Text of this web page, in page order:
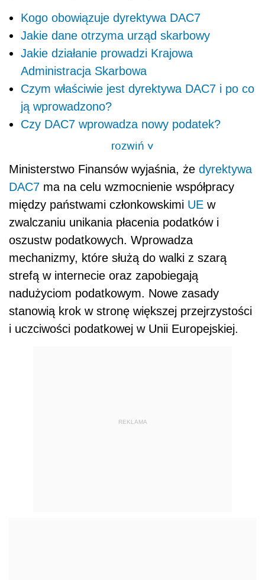
Kogo obowiązuje dyrektywa DAC7
Jakie dane otrzyma urząd skarbowy
Jakie działanie prowadzi Krajowa
Administracja Skarbowa
Czym właściwie jest dyrektywa DAC7 i po co
ją wprowadzono?
Czy DAC7 wprowadza nowy podatek?
rozwiń>
Ministerstwo Finansów wyjaśnia, że dyrektywa
DAC7 ma na celu wzmocnienie współpracy
między państwami członkowskimi UE w
zwalczaniu unikania płacenia podatków i
oszustw podatkowych. Wprowadza
mechanizmy, które służą do walki z szarą
strefą w internecie oraz zapobiegają
nadużyciom podatkowym. Nowe zasady
stanowią krok w stronę większej przejrzystości
i uczciwości podatkowej w Unii Europejskiej.
REKLAMA